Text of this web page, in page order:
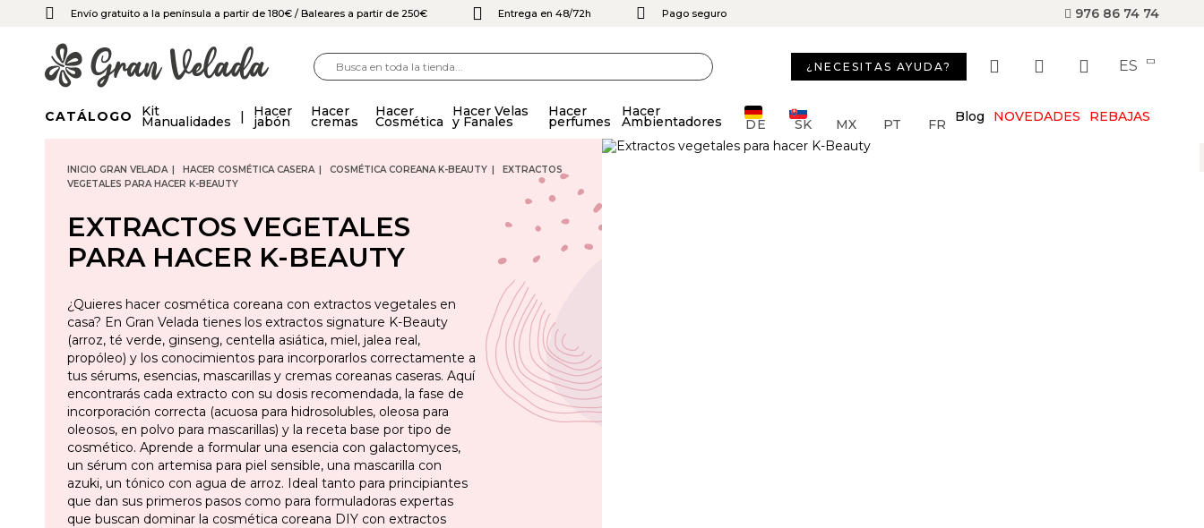
Envío gratuito a la península a partir de 180€ / Baleares a partir de 250€ Entrega en 48/72h Pago seguro 976 86 74 74
¿NECESITAS AYUDA? ES
CATÁLOGO Kit
Manualidades
Hacer
jabón
Hacer
cremas
Hacer
Cosmética
Hacer Velas
y Fanales
Hacer
perfumes
Hacer
Ambientadores DE SK MX PT FR Blog NOVEDADES REBAJAS
INICIO GRAN VELADA HACER COSMÉTICA CASERA COSMÉTICA COREANA K-BEAUTY
EXTRACTOS
VEGETALES PARA HACER K-BEAUTY
EXTRACTOS VEGETALES
PARA HACER K-BEAUTY
¿Quieres hacer cosmética coreana con extractos vegetales en
casa? En Gran Velada tienes los extractos signature K-Beauty
(arroz, té verde, ginseng, centella asiática, miel, jalea real,
propóleo) y los conocimientos para incorporarlos correctamente a
tus sérums, esencias, mascarillas y cremas coreanas caseras. Aquí
encontrarás cada extracto con su dosis recomendada, la fase de
incorporación correcta (acuosa para hidrosolubles, oleosa para
oleosos, en polvo para mascarillas) y la receta base por tipo de
cosmético. Aprende a formular una esencia con galactomyces,
un sérum con artemisa para piel sensible, una mascarilla con
azuki, un tónico con agua de arroz. Ideal tanto para principiantes
que dan sus primeros pasos como para formuladoras expertas
que buscan dominar la cosmética coreana DIY con extractos